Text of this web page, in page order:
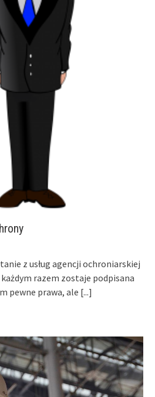
z usług agencji ochroniarskiej
razem zostaje podpisana
pewne prawa, ale [...]